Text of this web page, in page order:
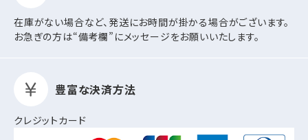
在庫がない場合など、発送にお時間が掛かる場合がございます。
お急ぎの方は“備考欄”にメッセージをお願いいたします。
豊富な決済方法
クレジットカード